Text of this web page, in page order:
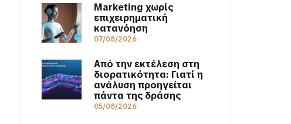
Marketing χωρίς
επιχειρηματική
κατανόηση
07/08/2026
Από την εκτέλεση στη
διορατικότητα: Γιατί η
ανάλυση προηγείται
πάντα της δράσης
05/08/2026